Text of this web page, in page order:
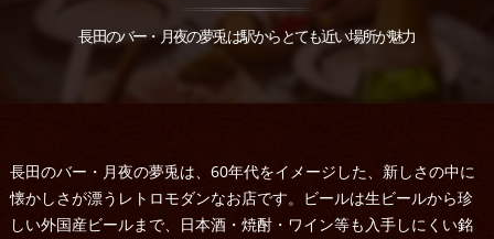
長田のバー・月夜の夢兎は駅からとても近い場所が魅力
長田のバー・月夜の夢兎は、60年代をイメージした、新しさの中に
懐かしさが漂うレトロモダンなお店です。ビールは生ビールから珍
しい外国産ビールまで、日本酒・焼酎・ワイン等も入手しにくい銘